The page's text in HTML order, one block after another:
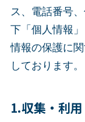
ス、電話番号
下「個人情報
情報の保護に
しております。
1.収集・利用